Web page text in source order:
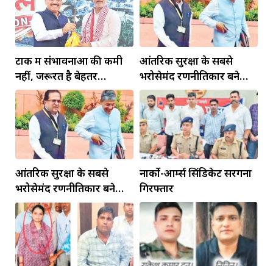
टोंक में संभावनाओं की कमी
नहीं, जरूरत है बेहतर
इंफ्रास्ट्रक्चर की
आंतरिक सुरक्षा के सबसे
भरोसेमंद रणनीतिकार बने
रहेंगे गोविंद मोहन
आंतरिक सुरक्षा के सबसे
भरोसेमंद रणनीतिकार बने
रहेंगे गोविंद मोहन
नार्को-आर्म्स सिंडिकेट सरगना
गिरफ्तार